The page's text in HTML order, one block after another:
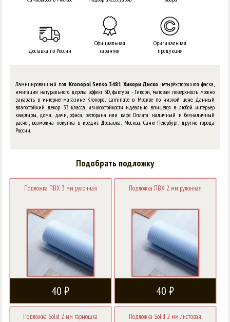
Доставка по России
Официальная
гарантия
Оригинальная
продукция
Ламинированный пол Kronopol Senso 3481 Хикори Диско четырёхсторонняя фаска,
имитация натурального дерева эффект 3D, фактура - Гикори, матовая поверхность можно
заказать в интернет-магазине Kronopol Laminate в Москве по низкой цене. Данный
влагостойкий декор 33 класса износостойкости идеально впишется в любой интерьер
квартиры, дома, дачи, офиса, ресторана или кафе. Оплата: наличный и безналичный
расчёт, возможна покупка в кредит. Доставка: Москва, Санкт-Петербург, другие города
России.
Подобрать подложку
Подложка ПВХ 3 мм рулонная
40 ₽
Подложка ПВХ 2 мм рулонная
40 ₽
Подложка Solid 2 мм гармошка Подложка Solid 2 мм листовая